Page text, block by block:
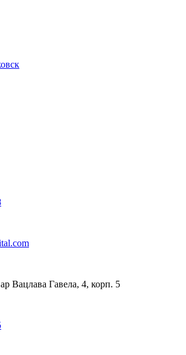
Вацлава Гавела, 4, корп. 5